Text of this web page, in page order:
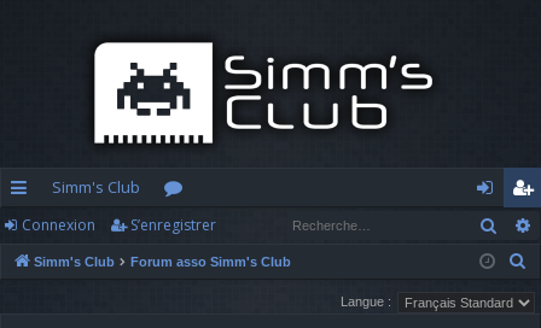
cc
ès
Simm's Club
or
u
o
n
n
’e
nr
eg
Connexion S’enregistrer
Simm's Club Forum asso Simm's Club
c
Langue :